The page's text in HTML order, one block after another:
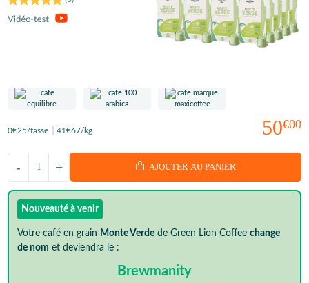
50€00
0€25/tasse 41€67/kg
+
- AJOUTER AU PANIER
Nouveauté à venir
Votre café en grain Monte Verde de Green Lion Coffee change
de nom et deviendra le :
Brewmanity